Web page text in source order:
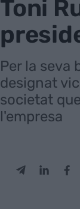
Toni
Per la seva
designat
societat
l'empresa